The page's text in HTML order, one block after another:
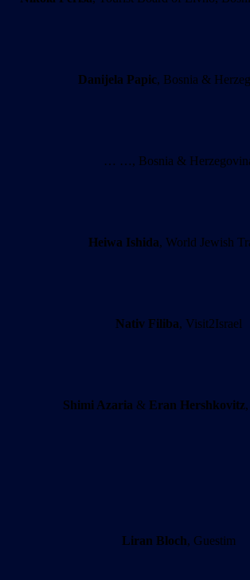
Danijela Papic, Bosnia &
… …, Bosnia &
Heiwa Ishida, World Jewish
Nativ Filiba, Visit2Israel
Shimi Azaria & Eran Hershkovitz
Liran Bloch, Guestim